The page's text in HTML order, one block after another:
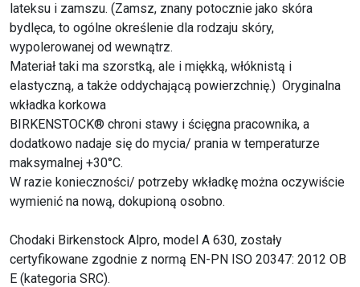
lateksu i zamszu. (Zamsz, znany potocznie jako skóra
bydlęca, to ogólne określenie dla rodzaju skóry,
wypolerowanej od wewnątrz.
Materiał taki ma szorstką, ale i miękką, włóknistą i
elastyczną, a także oddychającą powierzchnię.) Oryginalna
wkładka korkowa
BIRKENSTOCK® chroni stawy i ścięgna pracownika, a
dodatkowo nadaje się do mycia/ prania w temperaturze
maksymalnej +30°C.
W razie konieczności/ potrzeby wkładkę można oczywiście
wymienić na nową, dokupioną osobno.
Chodaki Birkenstock Alpro, model A 630, zostały
certyfikowane zgodnie z normą EN-PN ISO 20347: 2012 OB
E (kategoria SRC).